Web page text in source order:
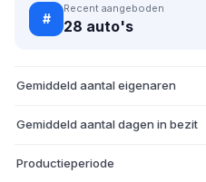
#
Recent aangeboden
28 auto's
Gemiddeld aantal eigenaren
Gemiddeld aantal dagen in bezit
Productieperiode